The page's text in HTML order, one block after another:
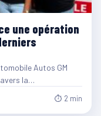
une opération
Autos GM
la…
⏱ 2 min